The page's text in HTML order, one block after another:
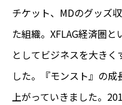
チケット、MDのグッズ
た組織。XFLAG経済圏
としてビジネスを大き
した。『モンスト』の
上がっていきました。